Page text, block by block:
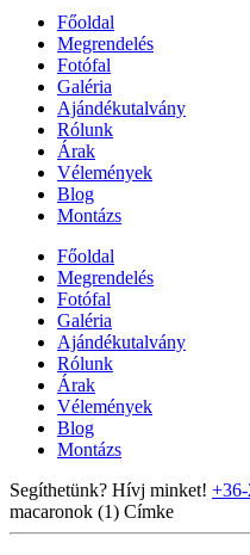
Főoldal
Megrendelés
Fotófal
Galéria
Ajándékutalvány
Rólunk
Árak
Vélemények
Blog
Montázs
Főoldal
Megrendelés
Fotófal
Galéria
Ajándékutalvány
Rólunk
Árak
Vélemények
Blog
Montázs
Segíthetünk? Hívj minket!
macaronok (1) Címke